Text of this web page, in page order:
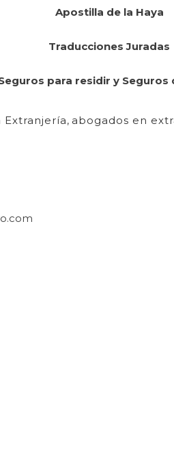
Apostilla de la Haya
Traducciones Juradas
para residir y Seguros
Extranjería, abogados en